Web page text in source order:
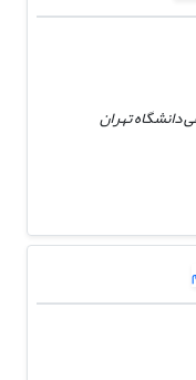
دانشگاه تهران